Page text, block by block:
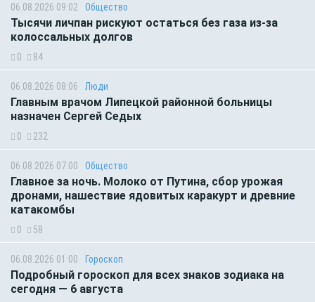
06.08.2026 09:02 Общество
Тысячи личпан рискуют остаться без газа из-за
колоссальных долгов
0 84
06.08.2026 08:06 Люди
Главным врачом Липецкой районной больницы
назначен Сергей Седых
0 232
06.08.2026 07:00 Общество
Главное за ночь. Молоко от Путина, сбор урожая
дронами, нашествие ядовитых каракурт и древние
катакомбы
0 58
06.08.2026 01:00 Гороскоп
Подробный гороскоп для всех знаков зодиака на
сегодня — 6 августа